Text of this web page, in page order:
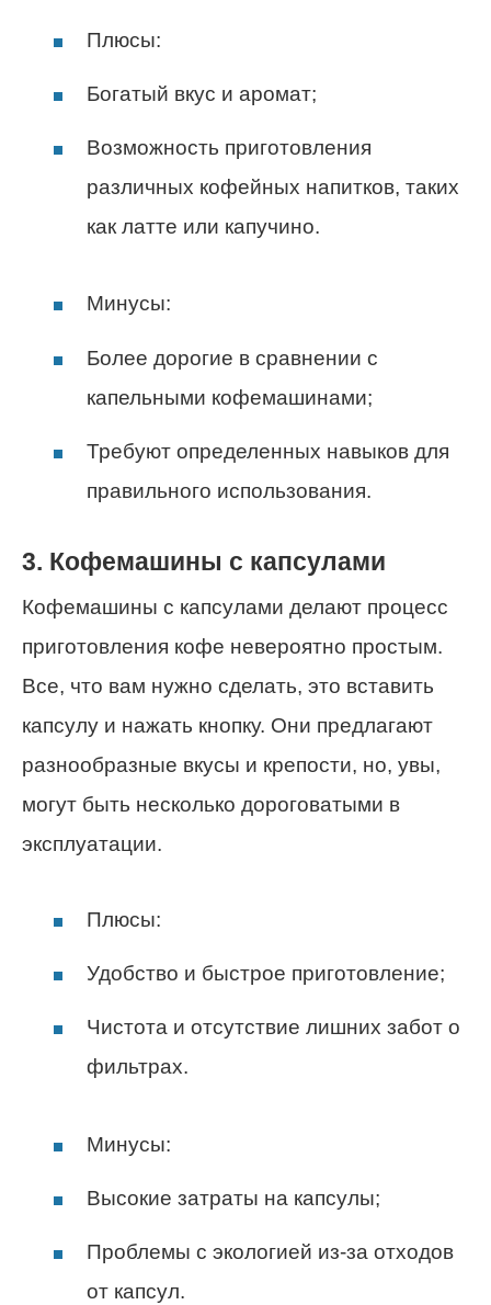
Плюсы:
Богатый вкус и аромат;
Возможность приготовления
различных кофейных напитков, таких
как латте или капучино.
Минусы:
Более дорогие в сравнении с
капельными кофемашинами;
Требуют определенных навыков для
правильного использования.
3. Кофемашины с капсулами
Кофемашины с капсулами делают процесс
приготовления кофе невероятно простым.
Все, что вам нужно сделать, это вставить
капсулу и нажать кнопку. Они предлагают
разнообразные вкусы и крепости, но, увы,
могут быть несколько дороговатыми в
эксплуатации.
Плюсы:
Удобство и быстрое приготовление;
Чистота и отсутствие лишних забот о
фильтрах.
Минусы:
Высокие затраты на капсулы;
Проблемы с экологией из-за отходов
от капсул.